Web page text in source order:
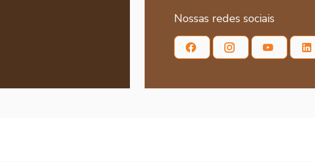
Nossas redes sociais